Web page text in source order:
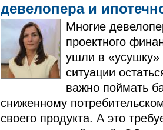
девелопера и
Многие
проектного
ушли в «усушку»
ситуации
важно поймать
сниженному
своего продукта. А это